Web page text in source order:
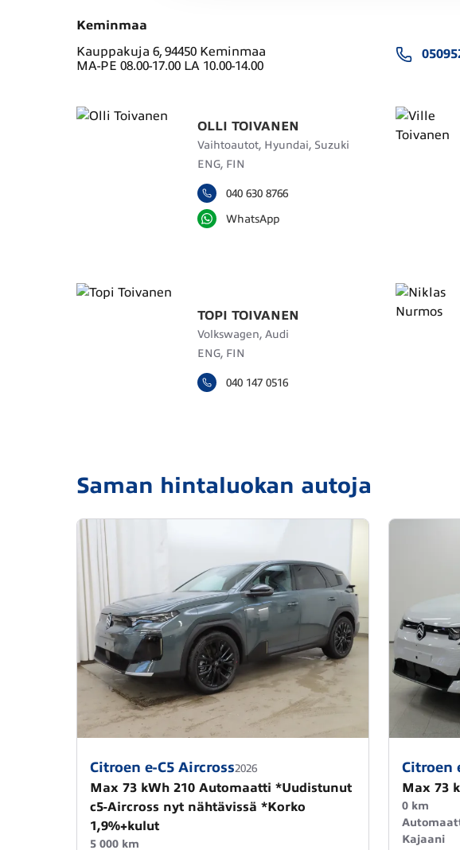
Keminmaa
Kauppakuja 6, 94450 Keminmaa
MA-PE 08.00-17.00 LA 10.00-14.00
OLLI TOIVANEN
Vaihtoautot, Hyundai, Suzuki
ENG, FIN
040 630 8766
WhatsApp
TOPI TOIVANEN
Volkswagen, Audi
ENG, FIN
040 147 0516
Saman hintaluokan autoja
Citroen e-C5 Aircross2026
Max 73 kWh 210 Automaatti *Uudistunut
c5-Aircross nyt nähtävissä *Korko
1,9%+kulut
5 000 km
Citroen
Max 73
0 km
Kajaani